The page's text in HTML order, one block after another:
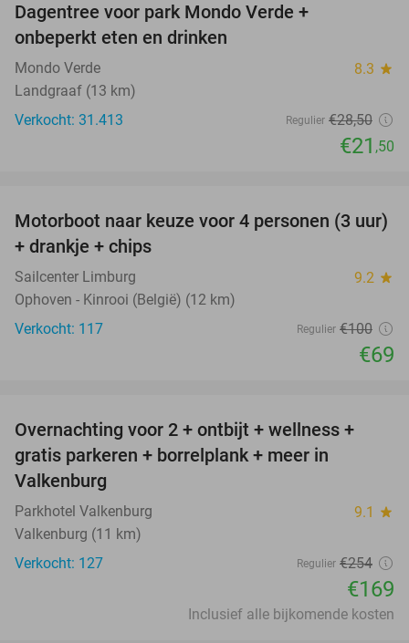
Dagentree voor park Mondo Verde +
onbeperkt eten en drinken
Mondo Verde 8.3 star
Landgraaf (13 km)
Verkocht: 31.413
Regulier €28,50
€21 ,50
31%
Motorboot naar keuze voor 4 personen (3 uur)
+ drankje + chips
Sailcenter Limburg 9.2 star
Ophoven - Kinrooi (België) (12 km)
Verkocht: 117
Regulier €100
€69
33%
Overnachting voor 2 + ontbijt + wellness +
gratis parkeren + borrelplank + meer in
Valkenburg
Parkhotel Valkenburg 9.1 star
Valkenburg (11 km)
Verkocht: 127
Regulier €254
€169
Inclusief alle bijkomende kosten